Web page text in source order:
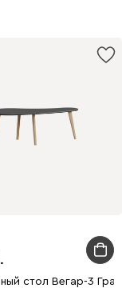
стол Вегар-3